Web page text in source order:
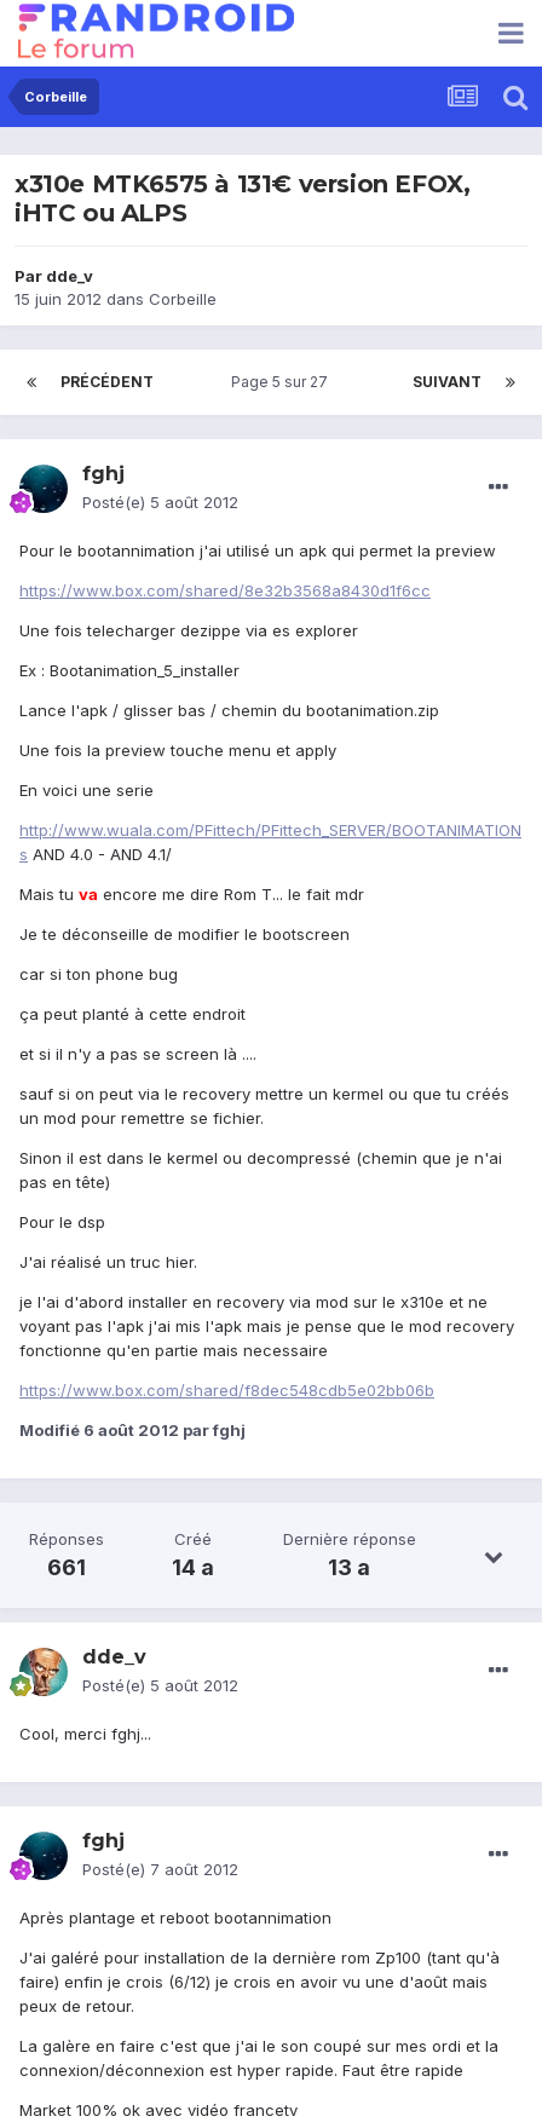
Corbeille
x310e MTK6575 à 131€ version EFOX,
iHTC ou ALPS
Par dde_v
15 juin 2012 dans Corbeille
PRÉCÉDENT SUIVANT
Page 5 sur 27
fghj
Posté(e) 5 août 2012
Pour le bootannimation j'ai utilisé un apk qui permet la preview
https://www.box.com/shared/8e32b3568a8430d1f6cc
Une fois telecharger dezippe via es explorer
Ex : Bootanimation_5_installer
Lance l'apk / glisser bas / chemin du bootanimation.zip
Une fois la preview touche menu et apply
En voici une serie
http://www.wuala.com/PFittech/PFittech_SERVER/BOOTANIMATION
s AND 4.0 - AND 4.1/
Mais tu va encore me dire Rom T... le fait mdr
Je te déconseille de modifier le bootscreen
car si ton phone bug
ça peut planté à cette endroit
et si il n'y a pas se screen là ....
sauf si on peut via le recovery mettre un kermel ou que tu créés
un mod pour remettre se fichier.
Sinon il est dans le kermel ou decompressé (chemin que je n'ai
pas en tête)
Pour le dsp
J'ai réalisé un truc hier.
je l'ai d'abord installer en recovery via mod sur le x310e et ne
voyant pas l'apk j'ai mis l'apk mais je pense que le mod recovery
fonctionne qu'en partie mais necessaire
https://www.box.com/shared/f8dec548cdb5e02bb06b
Modifié 6 août 2012 par fghj
Réponses
661
Créé
14 a
Dernière réponse
13 a
dde_v
Posté(e) 5 août 2012
Cool, merci fghj...
fghj
Posté(e) 7 août 2012
Après plantage et reboot bootannimation
J'ai galéré pour installation de la dernière rom Zp100 (tant qu'à
faire) enfin je crois (6/12) je crois en avoir vu une d'août mais
peux de retour.
La galère en faire c'est que j'ai le son coupé sur mes ordi et la
connexion/déconnexion est hyper rapide. Faut être rapide
Market 100% ok avec vidéo francetv